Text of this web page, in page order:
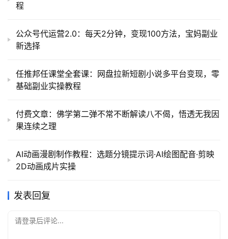
程
公众号代运营2.0：每天2分钟，变现100方法，宝妈副业
新选择
任推邦任课堂全套课：网盘拉新短剧小说多平台变现，零
基础副业实操教程
付费文章：佛学第二弹不常不断解读八不偈，悟透无我因
果连续之理
AI动画漫剧制作教程：选题分镜提示词·AI绘图配音·剪映
2D动画成片实操
发表回复
请登录后评论...